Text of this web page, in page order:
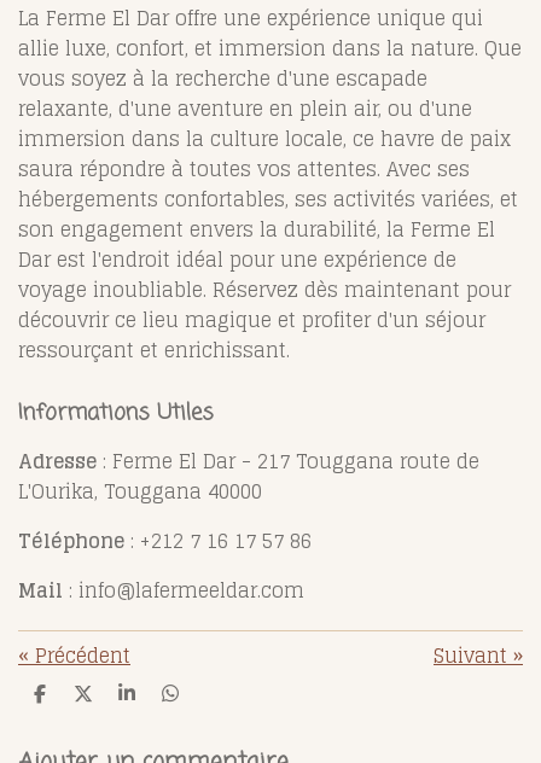
La Ferme El Dar offre une expérience unique qui
allie luxe, confort, et immersion dans la nature. Que
vous soyez à la recherche d'une escapade
relaxante, d'une aventure en plein air, ou d'une
immersion dans la culture locale, ce havre de paix
saura répondre à toutes vos attentes. Avec ses
hébergements confortables, ses activités variées, et
son engagement envers la durabilité, la Ferme El
Dar est l'endroit idéal pour une expérience de
voyage inoubliable. Réservez dès maintenant pour
découvrir ce lieu magique et profiter d'un séjour
ressourçant et enrichissant.
Informations Utiles
Adresse : Ferme El Dar - 217 Touggana route de
L'Ourika, Touggana 40000
Téléphone : +212 7 16 17 57 86
Mail : info@lafermeeldar.com
«Précédent Suivant»
P P P P